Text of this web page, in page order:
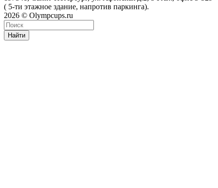
( 5-ти этажное здание, напротив паркинга).
2026 © Olympcups.ru
Найти